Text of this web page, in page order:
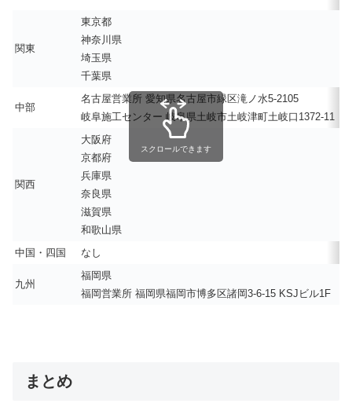
関東
東京都
神奈川県
埼玉県
千葉県
中部
名古屋営業所 愛知県名古屋市緑区滝ノ水5-2105
岐阜施工センター 岐阜県土岐市土岐津町土岐口1372-11
関西
大阪府
京都府
兵庫県
奈良県
滋賀県
和歌山県
中国・四国
なし
九州
福岡県
福岡営業所 福岡県福岡市博多区諸岡3-6-15 KSJビル1F
スクロールできます
まとめ